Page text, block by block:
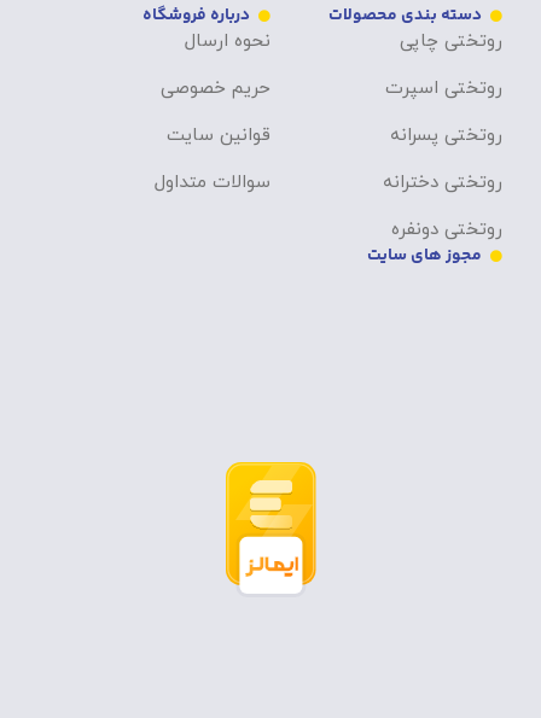
دسته بندی محصولات
روتختی چاپی
روتختی اسپرت
روتختی پسرانه
روتختی دخترانه
روتختی دونفره
درباره فروشگاه
نحوه ارسال
حریم خصوصی
قوانین سایت
سوالات متداول
مجوز های سایت